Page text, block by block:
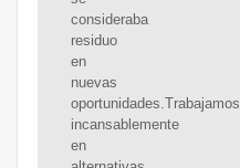
consideraba
residuo
en
nuevas
oportunidades.Trabajamos
incansablemente
en